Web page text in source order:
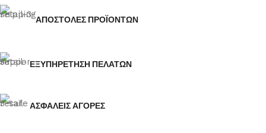
ΑΠΟΣΤΟΛΕΣ ΠΡΟΪΟΝΤΩΝ
ΕΞΥΠΗΡΕΤΗΣΗ ΠΕΛΑΤΩΝ
ΑΣΦΑΛΕΙΣ ΑΓΟΡΕΣ